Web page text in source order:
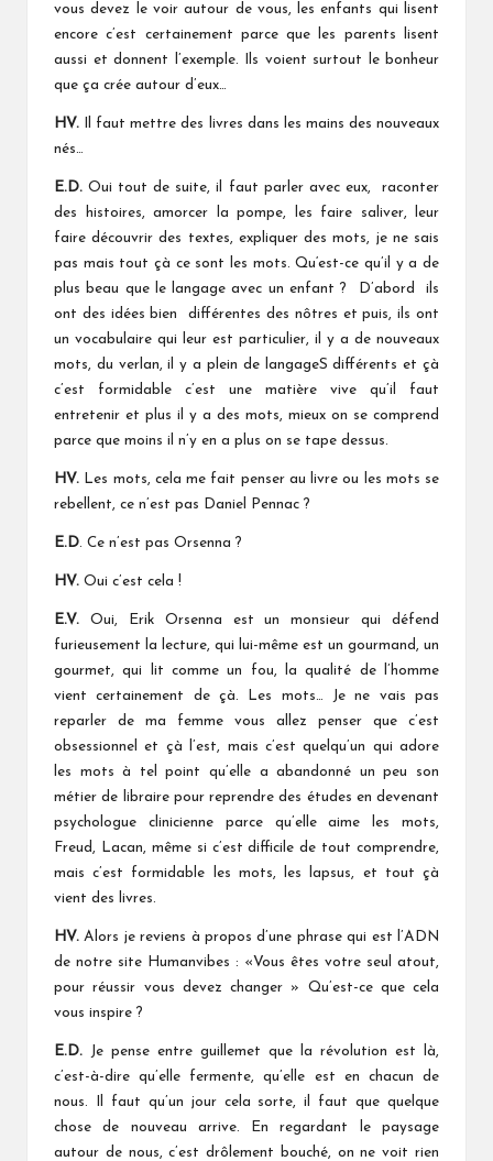
vous devez le voir autour de vous, les enfants qui lisent
encore c’est certainement parce que les parents lisent
aussi et donnent l’exemple. Ils voient surtout le bonheur
que ça crée autour d’eux…
HV. Il faut mettre des livres dans les mains des nouveaux
nés…
E.D.Oui tout de suite, il faut parler avec eux, raconter
des histoires, amorcer la pompe, les faire saliver, leur
faire découvrir des textes, expliquer des mots, je ne sais
pas mais tout çà ce sont les mots. Qu‘est-ce qu’il y a de
plus beau que le langage avec un enfant ? D’abord ils
ont des idées bien différentes des nôtres et puis, ils ont
un vocabulaire qui leur est particulier, il y a de nouveaux
mots, du verlan, il y a plein de langageS différents et çà
c’est formidable c’est une matière vive qu’il faut
entretenir et plus il y a des mots, mieux on se comprend
parce que moins il n’y en a plus on se tape dessus.
HV. Les mots, cela me fait penser au livre ou les mots se
rebellent, ce n’est pas Daniel Pennac ?
E.D. Ce n’est pas Orsenna ?
HV. Oui c’est cela !
E.V. Oui, Erik Orsenna est un monsieur qui défend
furieusement la lecture, qui lui-même est un gourmand, un
gourmet, qui lit comme un fou, la qualité de l’homme
vient certainement de çà. Les mots… Je ne vais pas
reparler de ma femme vous allez penser que c’est
obsessionnel et çà l’est, mais c’est quelqu’un qui adore
les mots à tel point qu’elle a abandonné un peu son
métier de libraire pour reprendre des études en devenant
psychologue clinicienne parce qu’elle aime les mots,
Freud, Lacan, même si c’est difficile de tout comprendre,
mais c’est formidable les mots, les lapsus, et tout çà
vient des livres.
HV. Alors je reviens à propos d’une phrase qui est l’ADN
de notre site Humanvibes : «Vous êtes votre seul atout,
pour réussir vous devez changer » Qu’est-ce que cela
vous inspire ?
E.D. Je pense entre guillemet que la révolution est là,
c’est-à-dire qu’elle fermente, qu’elle est en chacun de
nous. Il faut qu’un jour cela sorte, il faut que quelque
chose de nouveau arrive. En regardant le paysage
autour de nous, c’est drôlement bouché, on ne voit rien